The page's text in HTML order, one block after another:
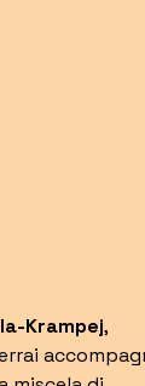
Krampej,